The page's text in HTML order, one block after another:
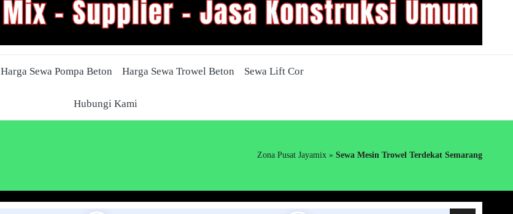
Harga Sewa Pompa Beton Harga Sewa Trowel Beton Sewa Lift Cor
Hubungi Kami
Zona Pusat Jayamix » Sewa Mesin Trowel Terdekat Semarang